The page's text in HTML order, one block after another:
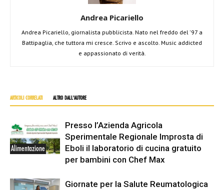
Andrea Picariello
Andrea Picariello, giornalista pubblicista. Nato nel freddo del '97 a
Battipaglia, che tuttora mi cresce. Scrivo e ascolto. Music addicted
e appassionato di verità.
ARTICOLI CORRELATI ALTRO DALL'AUTORE
Alimentazione
Presso l’Azienda Agricola
Sperimentale Regionale Improsta di
Eboli il laboratorio di cucina gratuito
per bambini con Chef Max
Giornate per la Salute Reumatologica